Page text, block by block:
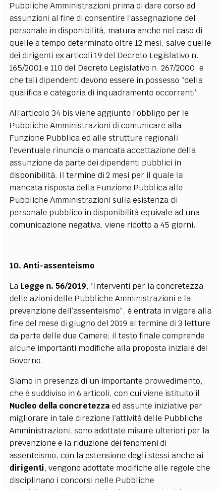
Pubbliche Amministrazioni prima di dare corso ad
assunzioni al fine di consentire l’assegnazione del
personale in disponibilità, matura anche nel caso di
quelle a tempo determinato oltre 12 mesi, salve quelle
dei dirigenti ex articoli 19 del Decreto Legislativo n.
165/2001 e 110 del Decreto Legislativo n. 267/2000, e
che tali dipendenti devono essere in possesso “della
qualifica e categoria di inquadramento occorrenti”.
All’articolo 34 bis viene aggiunto l’obbligo per le
Pubbliche Amministrazioni di comunicare alla
Funzione Pubblica ed alle strutture regionali
l’eventuale rinuncia o mancata accettazione della
assunzione da parte dei dipendenti pubblici in
disponibilità. Il termine di 2 mesi per il quale la
mancata risposta della Funzione Pubblica alle
Pubbliche Amministrazioni sulla esistenza di
personale pubblico in disponibilità equivale ad una
comunicazione negativa, viene ridotto a 45 giorni.
10. Anti-assenteismo
La Legge n. 56/2019, “Interventi per la concretezza
delle azioni delle Pubbliche Amministrazioni e la
prevenzione dell’assenteismo”, è entrata in vigore alla
fine del mese di giugno del 2019 al termine di 3 letture
da parte delle due Camere; il testo finale comprende
alcune importanti modifiche alla proposta iniziale del
Governo.
Siamo in presenza di un importante provvedimento,
che è suddiviso in 6 articoli, con cui viene istituito il
Nucleo della concretezzaed assunte iniziative per
migliorare in tale direzione l’attività delle Pubbliche
Amministrazioni, sono adottate misure ulteriori per la
prevenzione e la riduzione dei fenomeni di
assenteismo, con la estensione degli stessi anche ai
dirigenti, vengono adottate modifiche alle regole che
disciplinano i concorsi nelle Pubbliche